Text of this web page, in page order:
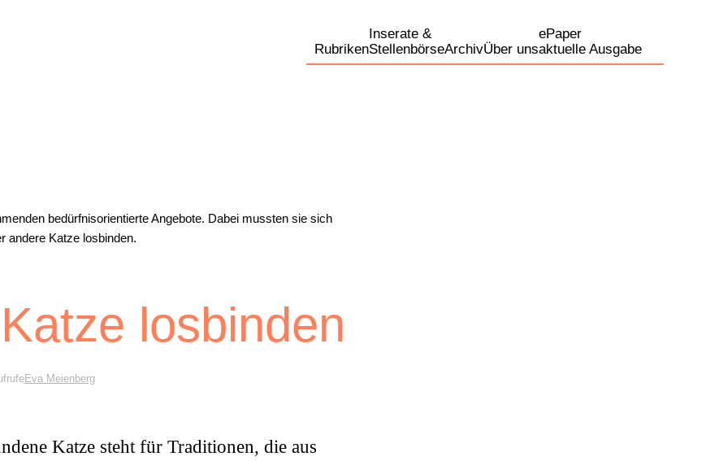
Rubriken
Inserate &
StellenbörseArchivÜber uns
ePaper
aktuelle Ausgabe
bedürfnisorientierte Angebote. Dabei mussten sie sich
andere Katze losbinden.
losbinden
Eva Meienberg
Katze steht für Traditionen, die aus